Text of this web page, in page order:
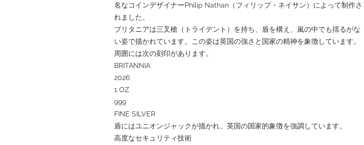
名なコインデザイナーPhilip Nathan（フィリップ・ネイサン）によって制作さ
れました。
ブリタニアは三叉槍（トライデント）を持ち、盾を構え、嵐の中でも揺るがな
い姿で描かれています。この姿は英国の強さと国家の精神を象徴しています。
周囲には次の刻印があります。
BRITANNIA
2026
1 OZ
999
FINE SILVER
盾にはユニオンジャックが描かれ、英国の国家的象徴を強調しています。
高度なセキュリティ技術